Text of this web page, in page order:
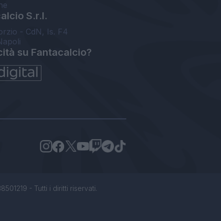
S.r.l.
- CdN, Is. F4
su Fantacalcio?
- Tutti i diritti riservati.